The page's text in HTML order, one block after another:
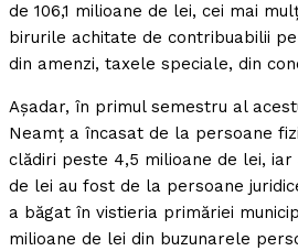
de 106,1 milioane de lei, cei mai
birurile achitate de contribuabilii
din amenzi, taxele speciale, din
Aşadar, în primul semestru al
Neamţ a încasat de la persoane
clădiri peste 4,5 milioane de lei,
de lei au fost de la persoane
a băgat în vistieria primăriei
milioane de lei din buzunarele